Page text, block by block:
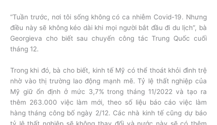
“Tuần trước, nơi tôi sống không có ca nhiễm Covid-19. Nhưng
điều này sẽ không kéo dài khi mọi người bắt đầu đi du lịch”, bà
Georgieva cho biết sau chuyến công tác Trung Quốc cuối
tháng 12.
Trong khi đó, bà cho biết, kinh tế Mỹ có thể thoát khỏi đình trệ
nhờ vào thị trường lao động mạnh mẽ. Tỷ lệ thất nghiệp của
Mỹ giữ ổn định ở mức 3,7% trong tháng 11/2022 và tạo ra
thêm 263.000 việc làm mới, theo số liệu báo cáo việc làm
hàng tháng công bố ngày 2/12. Các nhà kinh tế cũng dự báo
tỷ lệ thất nghiệp sẽ không thay đổi và nước này sẽ có thêm